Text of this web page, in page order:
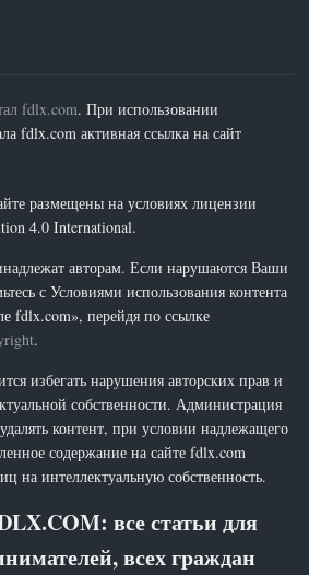
fdlx.com. При использовании
fdlx.com активная ссылка на сайт
размещены на условиях лицензии
4.0 International.
авторам. Если нарушаются Ваши
с Условиями использования контента
fdlx.com», перейдя по ссылке
.
избегать нарушения авторских прав и
собственности. Администрация
контент, при условии надлежащего
содержание на сайте fdlx.com
на интеллектуальную собственность.
все статьи для
всех граждан